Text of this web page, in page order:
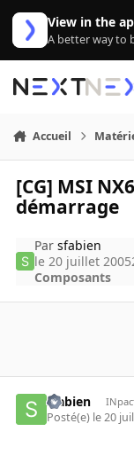
Aller au contenu
View in the
A better way to
Accueil
[CG] MSI
démarrage
Parsfabien
le 20 juillet 2005
Composants
sfabien
Posté(e) le 20